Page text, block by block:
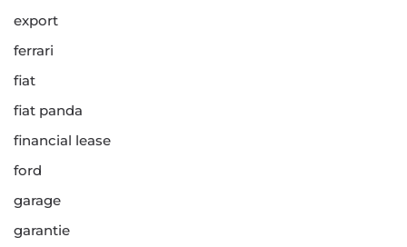
export
ferrari
fiat
fiat panda
financial lease
ford
garage
garantie